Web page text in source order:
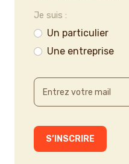
Je suis :
Un particulier
Une entreprise